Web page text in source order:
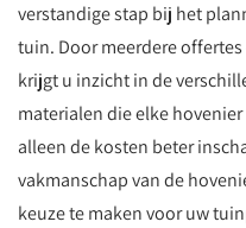
verstandige stap bij het
tuin. Door meerdere
krijgt u inzicht in de
materialen die elke
alleen de kosten beter
vakmanschap van de
keuze te maken voor uw